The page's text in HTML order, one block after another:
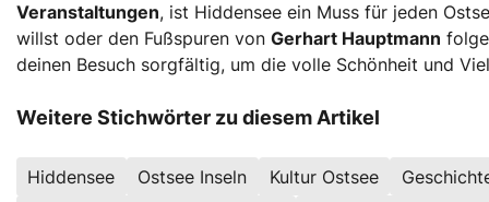
Veranstaltungen, ist Hiddensee ein Muss für jeden
willst oder den Fußspuren von Gerhart Hauptmann
deinen Besuch sorgfältig, um die volle Schönheit und
Weitere Stichwörter zu diesem Artikel
Hiddensee Ostsee Inseln Kultur Ostsee